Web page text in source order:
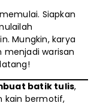
Siapkan
Mungkin, karya
menjadi warisan
batik tulis,
kain bermotif,